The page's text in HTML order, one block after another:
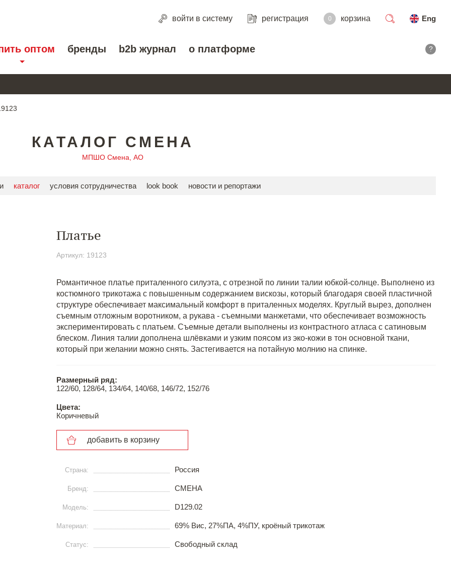
войти в систему регистрация 0 корзина
Eng
оптом бренды b2b журнал о платформе ?
КАТАЛОГ СМЕНА
МПШО Смена, АО
каталог условия сотрудничества look book новости и репортажи
Платье
Артикул: 19123
Романтичное платье приталенного силуэта, с отрезной по линии талии юбкой-солнце. Выполнено из
костюмного трикотажа с повышенным содержанием вискозы, который благодаря своей пластичной
структуре обеспечивает максимальный комфорт в приталенных моделях. Круглый вырез, дополнен
съемным отложным воротником, а рукава - съемными манжетами, что обеспечивает возможность
экспериментировать с платьем. Съемные детали выполнены из контрастного атласа с сатиновым
блеском. Линия талии дополнена шлёвками и узким поясом из эко-кожи в тон основной ткани,
который при желании можно снять. Застегивается на потайную молнию на спинке.
Размерный ряд:
122/60, 128/64, 134/64, 140/68, 146/72, 152/76
Цвета:
Коричневый
добавить в корзину
Страна: Россия
Бренд: СМЕНА
Модель: D129.02
Материал: 69% Вис, 27%ПА, 4%ПУ, кроёный трикотаж
Статус: Свободный склад